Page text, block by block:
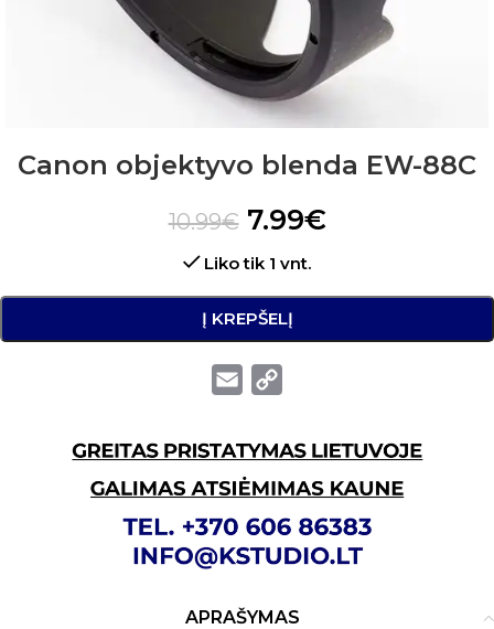
Canon objektyvo blenda EW-88C
10.99€ 7.99€
Liko tik 1 vnt.
Į KREPŠELĮ
Email
APRAŠYMAS